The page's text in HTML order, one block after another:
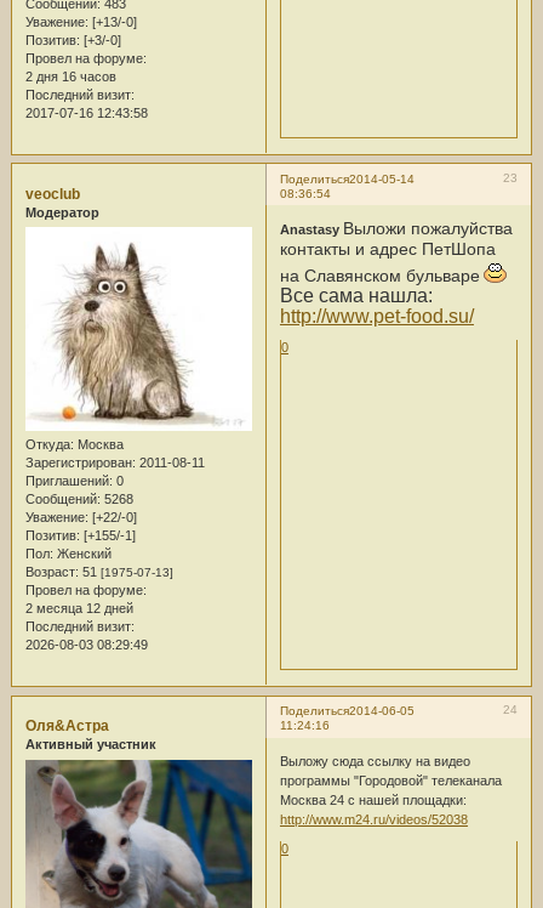
Сообщений: 483
Уважение: [+13/-0]
Позитив: [+3/-0]
Провел на форуме:
2 дня 16 часов
Последний визит:
2017-07-16 12:43:58
Поделиться 23
2014-05-14
08:36:54
veoclub
Модератор
Откуда: Москва
Зарегистрирован: 2011-08-11
Приглашений: 0
Сообщений: 5268
Уважение: [+22/-0]
Позитив: [+155/-1]
Пол: Женский
Возраст: 51 [1975-07-13]
Провел на форуме:
2 месяца 12 дней
Последний визит:
2026-08-03 08:29:49
Anastasy Выложи пожалуйства
контакты и адрес ПетШопа
на Славянском бульваре
Все сама нашла:
http://www.pet-food.su/
0
Поделиться 24
2014-06-05
11:24:16
Оля&Астра
Активный участник
Выложу сюда ссылку на видео
программы "Городовой" телеканала
Москва 24 с нашей площадки:
http://www.m24.ru/videos/52038
0